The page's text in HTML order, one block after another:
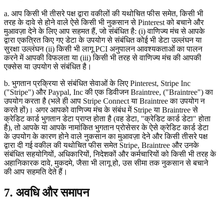
a. आप किसी भी तीसरे पक्ष द्वारा वकीलों की यथोचित फीस समेत, किसी भी
तरह के दावे से होने वाले ऐसे किसी भी नुकसान से Pinterest को बचाने और
मुआवज़ा देने के लिए आप सहमत हैं, जो संबंधित है: (i) वाणिज्य मंच से आपके
द्वारा एकत्रित किए गए डेटा के उपयोग से संबंधित कोई भी डेटा उल्लंघन या
सुरक्षा उल्लंघन (ii) किसी भी लागू PCI अनुपालन आवश्यकताओं का पालन
करने में आपकी विफलता या (iii) किसी भी तरह से वाणिज्य मंच की आपकी
एक्सेस या उपयोग से संबंधित है।
b. भुगतान प्रक्रिया से संबंधित सेवाओं के लिए Pinterest, Stripe Inc
("Stripe") और Paypal, Inc की एक डिवीजन Braintree, ("Braintree") का
उपयोग करता है (भले ही आप Stripe Connect या Braintree का उपयोग न
करते हों)। अगर आपको वाणिज्य मंच के संबंध में Stripe या Braintree से
क्रेडिट कार्ड भुगतान डेटा प्राप्त होता है (वह डेटा, "क्रेडिट कार्ड डेटा" होता
है), तो आपके या आपके नामांकित भुगतान प्रोसेसर के ऐसे क्रेडिट कार्ड डेटा
के उपयोग के कारण होने वाले नुकसान का मुआवज़ा देने और किसी तीसरे पक्ष
द्वारा दी गई वकील की यथोचित फीस समेत Stripe, Braintree और उनके
संबंधित सहयोगियों, अधिकारियों, निदेशकों और कर्मचारियों को किसी भी तरह के
अहानिकारक दावे, मुकदमे, जैसा भी लागू हो, उस सीमा तक नुकसान से बचाने
की आप सहमति देते हैं।
7. अवधि और समापन